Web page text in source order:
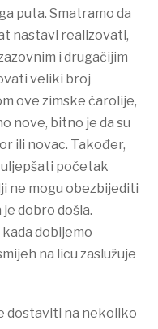
puta. Smatramo da
nastavi realizovati,
i drugačijim
veliki broj
ove zimske čarolije,
nove, bitno je da su
ili novac. Također,
početak
ne mogu obezbijediti
dobro došla.
dobijemo
na licu zaslužuje
dostaviti na nekoliko